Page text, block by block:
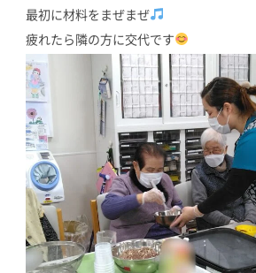
最初に材料をまぜまぜ
疲れたら隣の方に交代です